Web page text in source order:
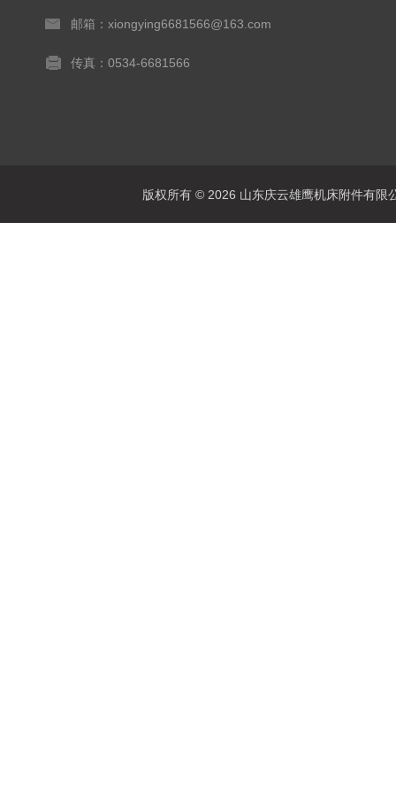
邮箱：xiongying6681566@163.com
传真：0534-6681566
版权所有 © 2026 山东庆云雄鹰机床附件有